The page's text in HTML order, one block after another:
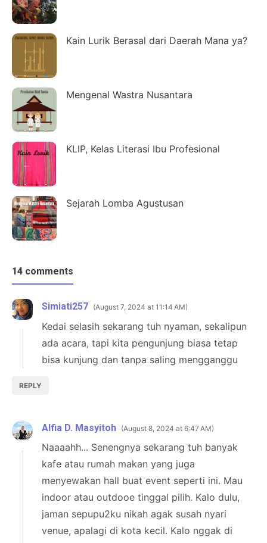
Kain Lurik Berasal dari Daerah Mana ya?
Mengenal Wastra Nusantara
KLIP, Kelas Literasi Ibu Profesional
Sejarah Lomba Agustusan
14 comments
Simiati257 August 7, 2024 at 11:14 AM
Kedai selasih sekarang tuh nyaman, sekalipun
ada acara, tapi kita pengunjung biasa tetap
bisa kunjung dan tanpa saling mengganggu
REPLY
Alfia D. Masyitoh August 8, 2024 at 6:47 AM
Naaaahh... Senengnya sekarang tuh banyak
kafe atau rumah makan yang juga
menyewakan hall buat event seperti ini. Mau
indoor atau outdooe tinggal pilih. Kalo dulu,
jaman sepupu2ku nikah agak susah nyari
venue, apalagi di kota kecil. Kalo nggak di